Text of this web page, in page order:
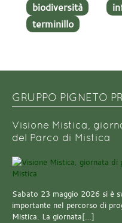
biodiversità
terminillo
GRUPPO PIGNETO
Visione Mistica,
del Parco di Mistica
Sabato 23 maggio 2026 si è
importante nel percorso di
Mistica. La giornata[…]